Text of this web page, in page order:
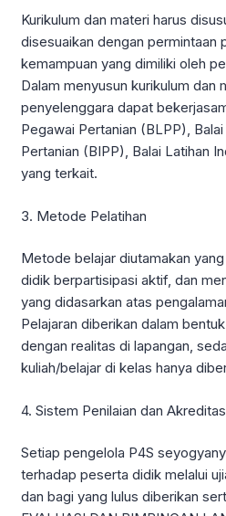
Kurikulum dan materi harus
disesuaikan dengan permintaan
kemampuan yang dimiliki oleh
Dalam menyusun kurikulum dan
penyelenggara dapat
Pegawai Pertanian (BLPP),
Pertanian (BIPP), Balai Latihan
yang terkait.
3. Metode Pelatihan
Metode belajar diutamakan
didik berpartisipasi aktif, dan
yang didasarkan atas
Pelajaran diberikan dalam
dengan realitas di lapangan,
kuliah/belajar di kelas hanya
4. Sistem Penilaian dan
Setiap pengelola P4S
terhadap peserta didik melalui
dan bagi yang lulus diberikan